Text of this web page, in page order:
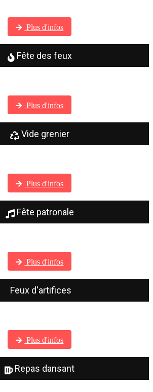
Plus d'infos
Fête des feux
Plus d'infos
Vide grenier
Plus d'infos
Fête patronale
Plus d'infos
Feux d'artifices
Plus d'infos
Repas dansant